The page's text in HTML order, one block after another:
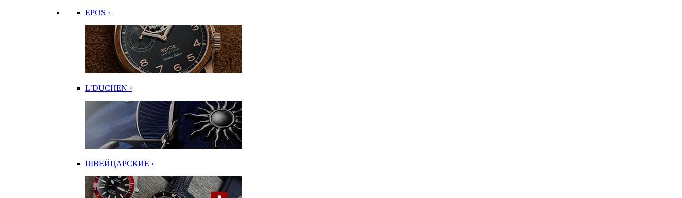
EPOS ›
L’DUCHEN ›
ШВЕЙЦАРСКИЕ ›